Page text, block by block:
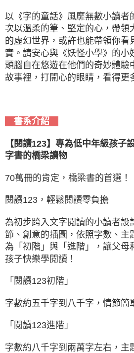
以《字的童話》風靡無數小讀者
次以溫柔的筆、堅定的心，帶領
的虛幻世界，或許也能帶領你看
實。請安心與《妖怪小學》的小
頭腦自在悠遊在他們的奇妙體驗
故事裡，打開心的眼睛，看得更
書系介紹
【閱讀123】專為低中年級孩子
字書的橋梁讀物
70萬冊的肯定，橋梁書的首選！
閱讀123，輕鬆閱讀零負擔
為初步跨入文字閱讀的小讀者設
節、創意的插圖，依照字數、主
為「初階」與「進階」，讓父母
孩子快樂學閱讀！
「閱讀123初階」
字數約五千字到八千字，情節簡
「閱讀123進階」
字數約八千字到兩萬字左右，主